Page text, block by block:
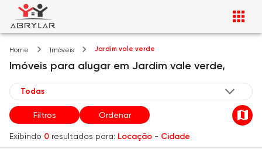
Home Imóveis Jardim vale verde
Imóveis para alugar em Jardim vale verde,
Filtros Ordenar
Exibindo 0 resultados para: Locação - Cidade